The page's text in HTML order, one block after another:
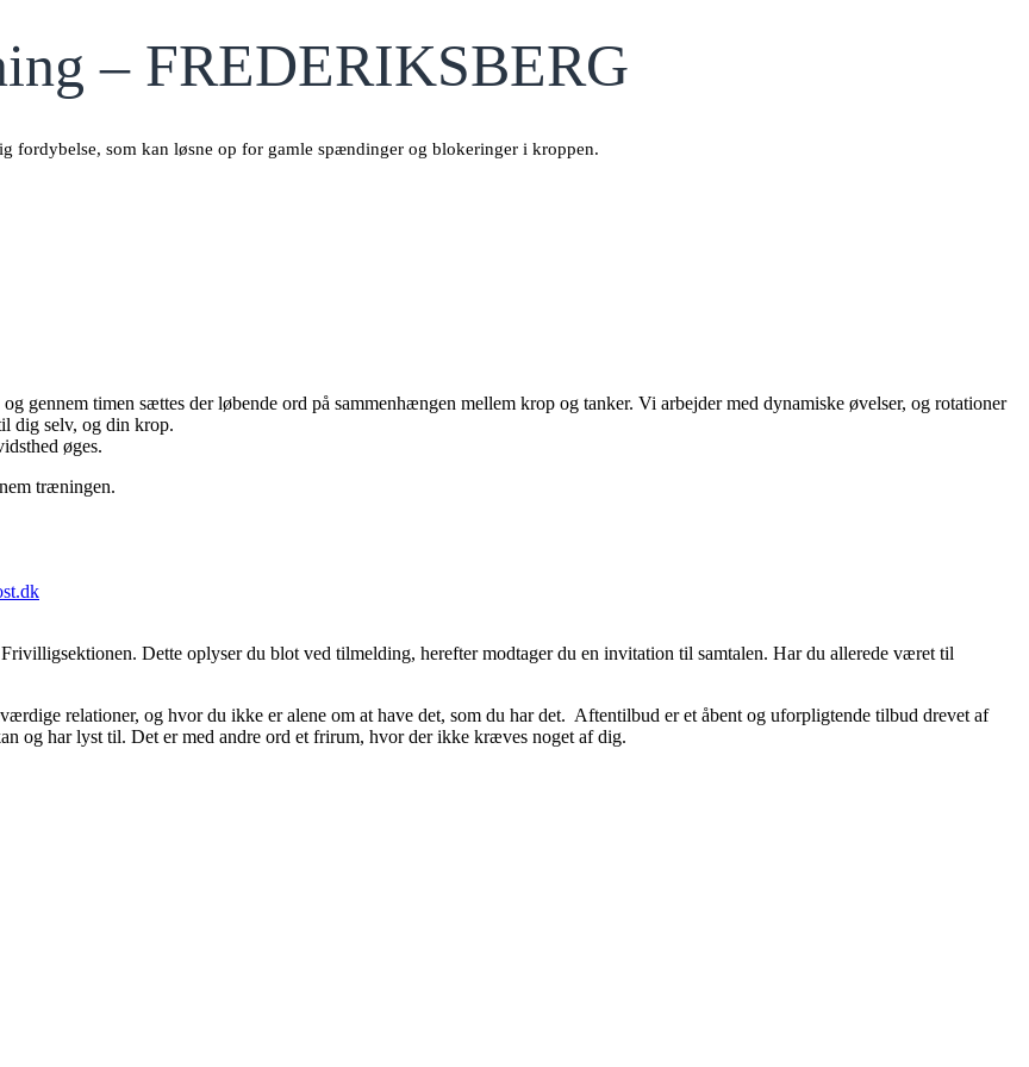
– FREDERIKSBERG
som kan løsne op for gamle spændinger og blokeringer i kroppen.
gennem timen sættes der løbende ord på sammenhængen mellem krop og tanker. Vi arbejder med dynamiske øvelser, og rotationer
dig selv, og din krop.
øges.
træningen.
Dette oplyser du blot ved tilmelding, herefter modtager du en invitation til samtalen. Har du allerede været til
relationer, og hvor du ikke er alene om at have det, som du har det. Aftentilbud er et åbent og uforpligtende tilbud drevet af
og har lyst til. Det er med andre ord et frirum, hvor der ikke kræves noget af dig.